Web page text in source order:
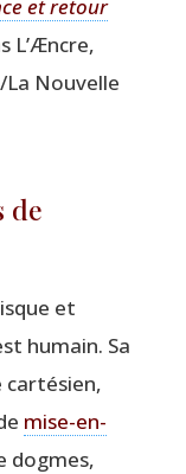
et retour
L’Æncre,
Nou­velle
de
et
humain. Sa
mise­-en-
dogmes,